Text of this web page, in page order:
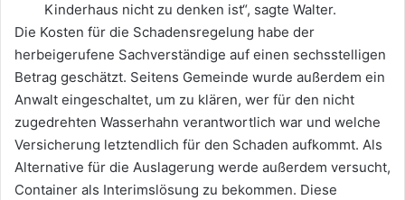
Kinderhaus nicht zu denken ist“, sagte Walter.
Die Kosten für die Schadensregelung habe der
herbeigerufene Sachverständige auf einen sechsstelligen
Betrag geschätzt. Seitens Gemeinde wurde außerdem ein
Anwalt eingeschaltet, um zu klären, wer für den nicht
zugedrehten Wasserhahn verantwortlich war und welche
Versicherung letztendlich für den Schaden aufkommt. Als
Alternative für die Auslagerung werde außerdem versucht,
Container als Interimslösung zu bekommen. Diese